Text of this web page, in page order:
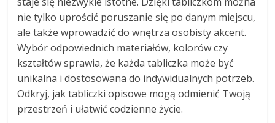
nie tylko uprościć poruszanie się po danym miejscu,
ale także wprowadzić do wnętrza osobisty akcent.
Wybór odpowiednich materiałów, kolorów czy
kształtów sprawia, że każda tabliczka może być
unikalna i dostosowana do indywidualnych potrzeb.
Odkryj, jak tabliczki opisowe mogą odmienić Twoją
przestrzeń i ułatwić codzienne życie.